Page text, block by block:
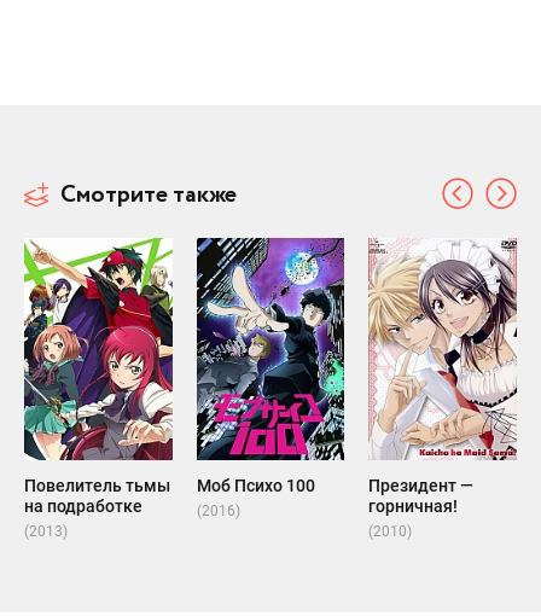
Смотрите также
Повелитель тьмы
на подработке
(2013)
Моб Психо 100
(2016)
Президент —
горничная!
(2010)